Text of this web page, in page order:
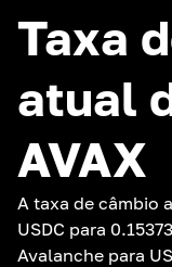
Taxa
atual
AVAX
A taxa de câmbio
USDC para
Avalanche para